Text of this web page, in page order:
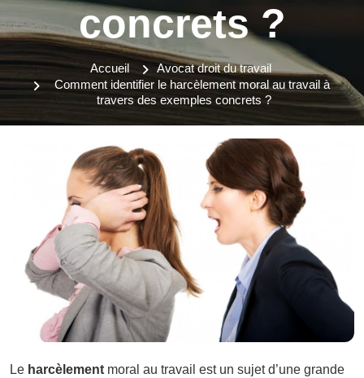
concrets ?
Accueil
Avocat droit du travail
Comment identifier le harcèlement moral au travail à
travers des exemples concrets ?
Le harcèlement moral au travail est un sujet d’une grande